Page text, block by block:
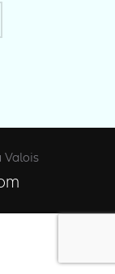
DU PRÉSIDENT »
Valois